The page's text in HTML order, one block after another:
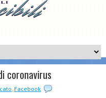
coronavirus
, Facebook